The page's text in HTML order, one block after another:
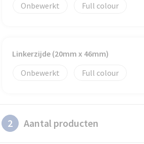
Onbewerkt
Full colour
Linkerzijde (20mm x 46mm)
Onbewerkt
Full colour
2 Aantal producten